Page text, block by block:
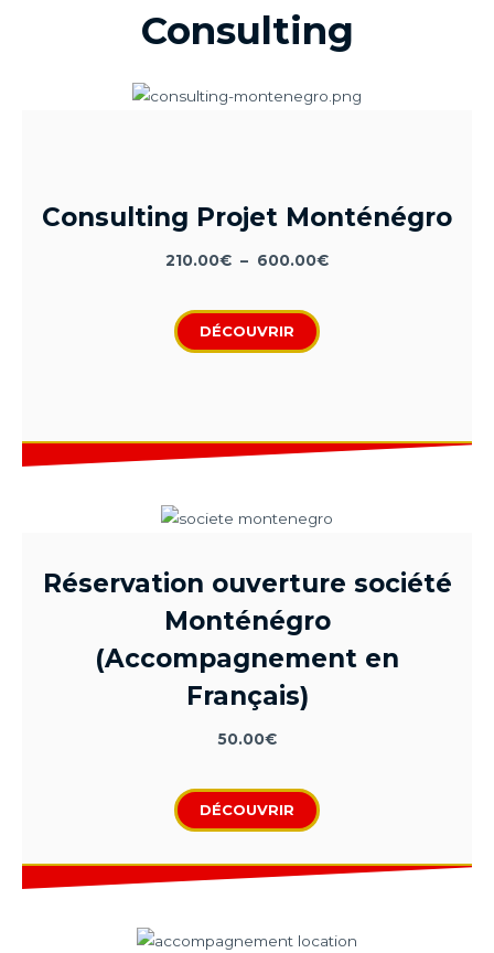
Consulting
Consulting Projet Monténégro
210.00€ – 600.00€
DÉCOUVRIR
Réservation ouverture société
Monténégro
(Accompagnement en
Français)
50.00€
DÉCOUVRIR